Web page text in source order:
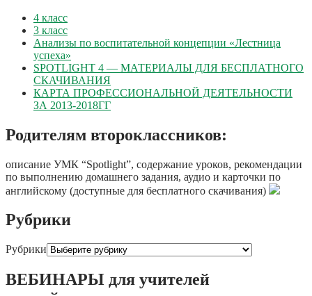
4 класс
3 класс
Анализы по воспитательной концепции «Лестница
успеха»
SPOTLIGHT 4 — МАТЕРИАЛЫ ДЛЯ БЕСПЛАТНОГО
СКАЧИВАНИЯ
КАРТА ПРОФЕССИОНАЛЬНОЙ ДЕЯТЕЛЬНОСТИ
ЗА 2013-2018ГГ
Родителям второклассников:
описание УМК “Spotlight”, содержание уроков, рекомендации
по выполнению домашнего задания, аудио и карточки по
английскому (доступные для бесплатного скачивания)
Рубрики
Рубрики
ВЕБИНАРЫ для учителей